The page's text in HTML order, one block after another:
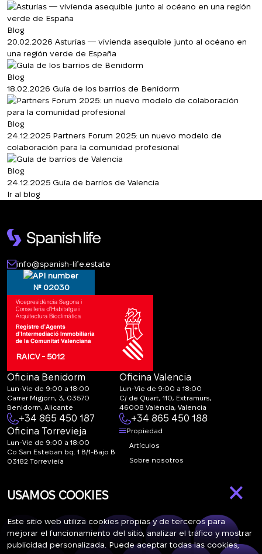
Blog
20.02.2026 Asturias — vivienda asequible junto al océano en
una región verde de España
Blog
18.02.2026 Guía de los barrios de Benidorm
Blog
24.12.2025 Partners Forum 2025: un nuevo modelo de
colaboración para la comunidad profesional
Blog
24.12.2025 Guía de barrios de Valencia
Ir al blog
info@spanish-life.estate
№ 02030
RAICV - 5012
Oficina Benidorm
Lun-Vie de 9:00 a 18:00
Carrer Migjorn, 3, 03570
Benidorm, Alicante
+34 865 450 187
Oficina Valencia
Lun-Vie de 9:00 a 18:00
C/ de Quart, 110, Extramurs,
46008 València, Valencia
+34 865 450 188
Oficina Torrevieja
Lun-Vie de 9:00 a 18:00
Co San Esteban bq. 1 B/1-Bajo B
03182 Torrevieja
life.estate
Propiedad
Artículos
Sobre nosotros
Suscríbase a nuestras noticias. Envío semanal
×
USAMOS COOKIES
Este sitio web utiliza cookies propias y de terceros para
mejorar el funcionamiento del sitio, analizar el tráfico y mostrar
publicidad personalizada. Puede aceptar todas las cookies,